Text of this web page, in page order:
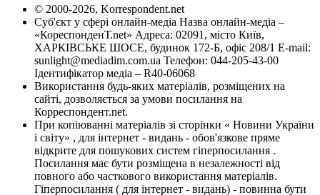
© 2000-2026, Korrespondent.net
Суб'єкт у сфері онлайн-медіа Назва онлайн-медіа –
«КореспонденТ.net» Адреса: 02091, місто Київ,
ХАРКІВСЬКЕ ШОСЕ, будинок 172-Б, офіс 208/1 E-mail:
sunlight@mediadim.com.ua Телефон: 044-205-43-00
Ідентифікатор медіа – R40-06068
Використання будь-яких матеріалів, розміщених на
сайті, дозволяється за умови посилання на
Корреспондент.net.
При копіюванні матеріалів зі сторінки « Новини України
і світу» , для інтернет - видань - обов'язкове пряме
відкрите для пошукових систем гіперпосилання .
Посилання має бути розміщена в незалежності від
повного або часткового використання матеріалів.
Гіперпосилання ( для інтернет - видань) - повинна бути